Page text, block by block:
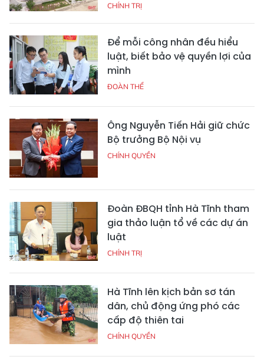
CHÍNH TRỊ
Để mỗi công nhân đều hiểu
luật, biết bảo vệ quyền lợi của
mình
ĐOÀN THỂ
Ông Nguyễn Tiến Hải giữ chức
Bộ trưởng Bộ Nội vụ
CHÍNH QUYỀN
Đoàn ĐBQH tỉnh Hà Tĩnh tham
gia thảo luận tổ về các dự án
luật
CHÍNH TRỊ
Hà Tĩnh lên kịch bản sơ tán
dân, chủ động ứng phó các
cấp độ thiên tai
CHÍNH QUYỀN